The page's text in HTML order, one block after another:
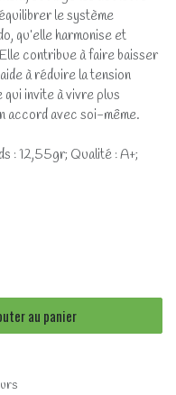
le système
qu’elle harmonise et
contribue à faire baisser
à réduire la tension
invite à vivre plus
accord avec soi-même.
: 12,55gr; Qualité : A+;
au panier